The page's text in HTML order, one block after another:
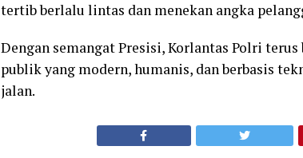
tertib berlalu lintas dan menekan angka
Dengan semangat Presisi, Korlantas Polri
publik yang modern, humanis, dan berbasis
jalan.